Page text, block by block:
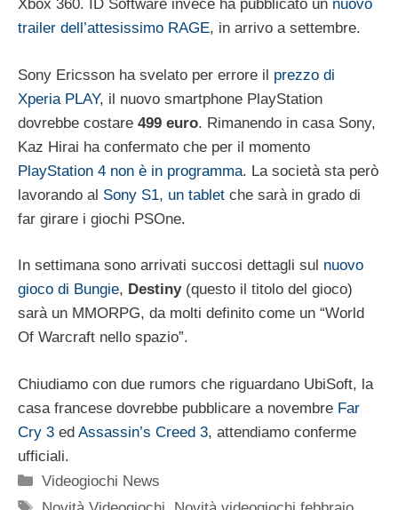
Xbox 360. ID Software invece ha pubblicato un nuovo
trailer dell’attesissimo RAGE, in arrivo a settembre.
Sony Ericsson ha svelato per errore il prezzo di
Xperia PLAY, il nuovo smartphone PlayStation
dovrebbe costare 499 euro. Rimanendo in casa Sony,
Kaz Hirai ha confermato che per il momento
PlayStation 4 non è in programma. La società sta però
lavorando al Sony S1, un tablet che sarà in grado di
far girare i giochi PSOne.
In settimana sono arrivati succosi dettagli sul nuovo
gioco di Bungie, Destiny(questo il titolo del gioco)
sarà un MMORPG, da molti definito come un “World
Of Warcraft nello spazio”.
Chiudiamo con due rumors che riguardano UbiSoft, la
casa francese dovrebbe pubblicare a novembre Far
Cry 3 ed Assassin’s Creed 3, attendiamo conferme
ufficiali.
Categorie
Videogiochi News
Tag